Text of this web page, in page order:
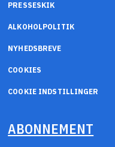
PRESSESKIK
ALKOHOLPOLITIK
NYHEDSBREVE
COOKIES
COOKIE INDSTILLINGER
ABONNEMENT